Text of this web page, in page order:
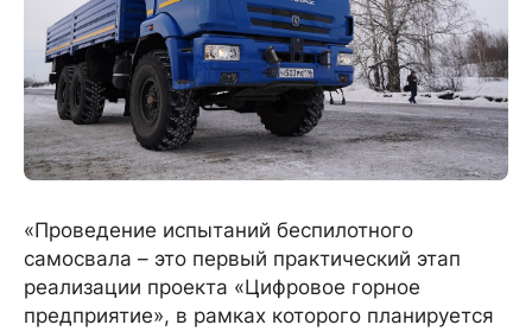
«Проведение испытаний беспилотного
самосвала – это первый практический этап
реализации проекта «Цифровое горное
предприятие», в рамках которого планируется